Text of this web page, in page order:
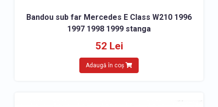
Bandou sub far Mercedes E Class W210 1996
1997 1998 1999 stanga
52 Lei
Adaugă în coș